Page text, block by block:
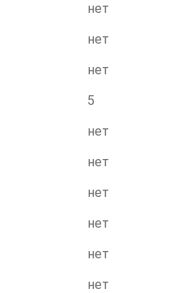
нет
нет
нет
5
нет
нет
нет
нет
нет
нет